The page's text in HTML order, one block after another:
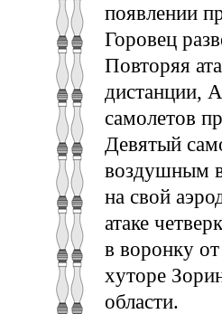
появлении
Горовец
Повторяя
дистанции,
самолетов
Девятый
воздушным
на свой
атаке
в воронку
хyтоpе
области.